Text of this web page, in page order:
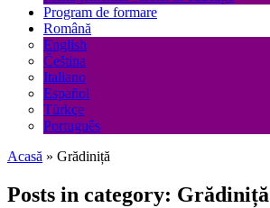
Program de formare
Română
English
Čeština
Italiano
Español
Türkçe
Português
Acasă » Grădiniță
Posts in category: Grădiniță